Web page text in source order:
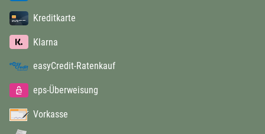
Kreditkarte
Klarna
easyCredit-Ratenkauf
eps-Überweisung
Vorkasse